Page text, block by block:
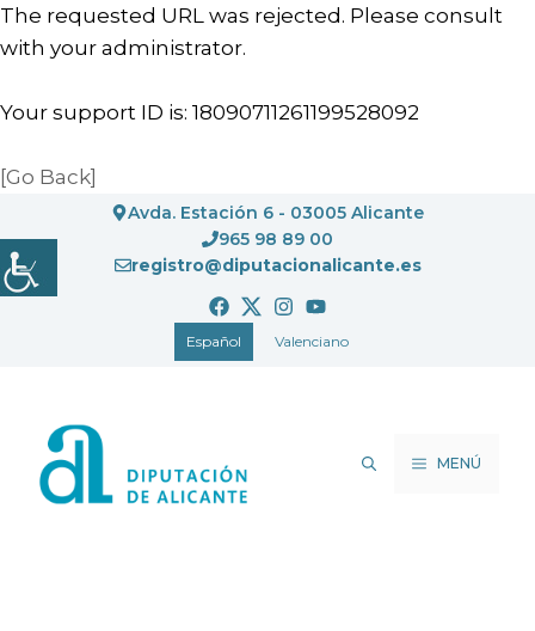
The requested URL was rejected. Please consult
with your administrator.
Your support ID is: 18090711261199528092
[Go Back]
al
contenido
Avda. Estación 6 - 03005 Alicante
965 98 89 00
registro@diputacionalicante.es
Español Valenciano
MENÚ